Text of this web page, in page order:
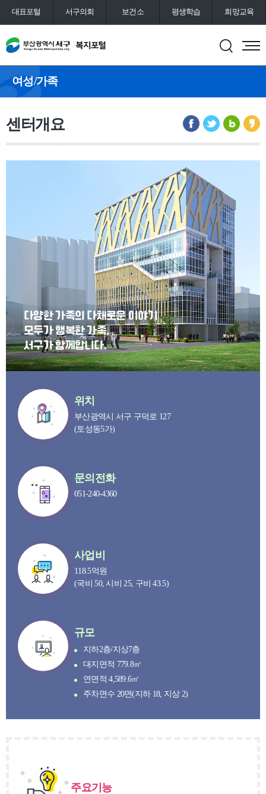
대표포털 서구의회 보건소 평생학습 희망교육
통합예약
여성/가족
센터개요
다양한 가족의 다채로운 이야기
모두가 행복한 가족,
서구가 함께합니다.
위치
부산광역시 서구 구덕로 127
(토성동5가)
문의전화
051-240-4360
사업비
118.5억원
(국비 50, 시비 25, 구비 43.5)
규모
지하2층/지상7층
대지면적 779.8㎡
연면적 4,589.6㎡
주차면수 20면(지하 18, 지상 2)
주요기능